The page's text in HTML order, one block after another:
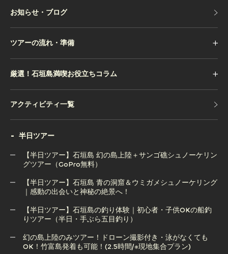
お知らせ・ブログ
ツアーの流れ・準備
厳選！石垣島満喫お役立ちコラム
アクティビティ一覧
半日ツアー
【半日ツアー】石垣島 幻の島上陸＋サンゴ礁シュノーケリン
グツアー（GoPro無料）
【半日ツアー】石垣島 幻の島上陸＋サンゴ礁シュノーケリン
グツアー（GoPro無料）
【半日ツアー】石垣島 青の洞窟＆ウミガメシュノーケリング
｜感動の出会いと神秘の絶景へ！
【半日ツアー】石垣島 青の洞窟＆ウミガメシュノーケリング
【半日ツアー】石垣島の釣り体験｜初心者・子供OKの船釣
りツアー（半日・手ぶら五目釣り）
【半日ツアー】石垣島の釣り体験｜初心者・子供OKの船釣
幻の島上陸のみツアー！ドローン撮影付き・泳がなくても
OK！竹富島発着も可能！(2.5時間/※現地集合プラン)